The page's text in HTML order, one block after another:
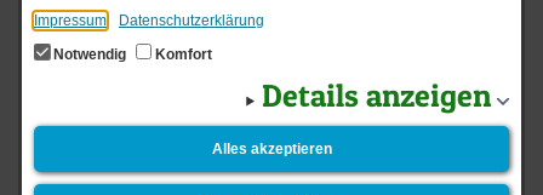
Impressum
Datenschutzerklärung
Notwendig
Komfort
Details anzeigen
Alles akzeptieren
Verwaltungseinheiten
zurück
Senden
Drucken Zum Seitenanfang